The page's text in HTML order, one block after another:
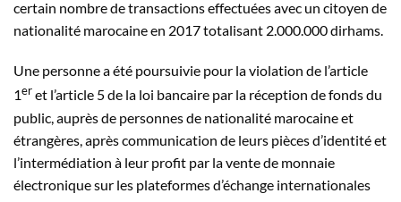
certain nombre de transactions effectuées avec un citoyen de
nationalité marocaine en 2017 totalisant 2.000.000 dirhams.
Une personne a été poursuivie pour la violation de l’article
1eret l’article 5 de la loi bancaire par la réception de fonds du
public, auprès de personnes de nationalité marocaine et
étrangères, après communication de leurs pièces d’identité et
l’intermédiation à leur profit par la vente de monnaie
électronique sur les plateformes d’échange internationales